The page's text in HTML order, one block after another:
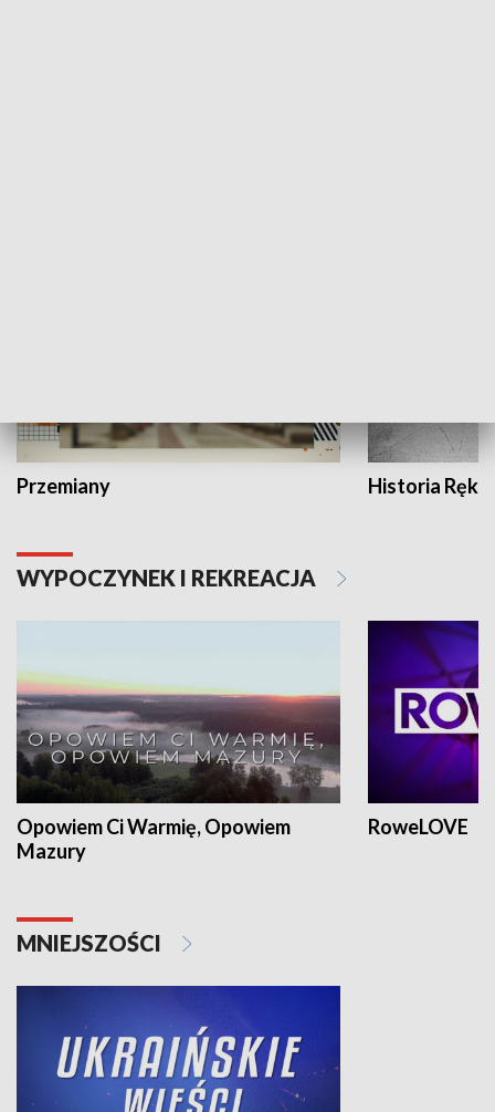
Przemiany Historia Ręką
WYPOCZYNEK I REKREACJA
Opowiem Ci Warmię, Opowiem
Mazury
RoweLOVE
MNIEJSZOŚCI